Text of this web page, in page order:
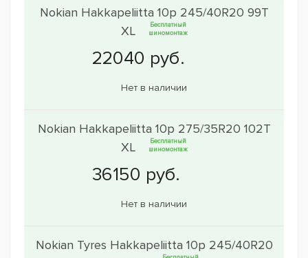
Nokian Hakkapeliitta 10p 245/40R20 99T
XL
Бесплатный
шиномонтаж
Нет в наличии
Nokian Hakkapeliitta 10p 275/35R20 102T
XL
Бесплатный
шиномонтаж
Нет в наличии
Nokian Tyres Hakkapeliitta 10p 245/40R20